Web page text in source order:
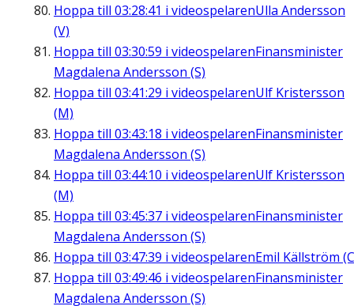
Hoppa till 03:28:41 i videospelarenUlla Andersson
(V)
Hoppa till 03:30:59 i videospelarenFinansminister
Magdalena Andersson (S)
Hoppa till 03:41:29 i videospelarenUlf Kristersson
(M)
Hoppa till 03:43:18 i videospelarenFinansminister
Magdalena Andersson (S)
Hoppa till 03:44:10 i videospelarenUlf Kristersson
(M)
Hoppa till 03:45:37 i videospelarenFinansminister
Magdalena Andersson (S)
Hoppa till 03:47:39 i videospelarenEmil Källström
Hoppa till 03:49:46 i videospelarenFinansminister
Magdalena Andersson (S)